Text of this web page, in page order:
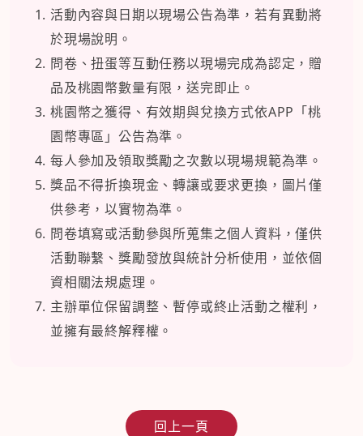
活動內容與日期以現場公告為準，若有異動將
於現場說明。
問卷、扭蛋等互動任務以現場完成為認定，贈
品及桃園幣數量有限，送完即止。
桃園幣之獲得、有效期與兌換方式依APP「桃
園幣專區」公告為準。
每人參加及領取獎勵之次數以現場規範為準。
獎品不得折換現金、轉讓或要求更換，圖片僅
供參考，以實物為準。
問卷填寫或活動參與所蒐集之個人資料，僅供
活動聯繫、獎勵發放與統計分析使用，並依個
資相關法規處理。
主辦單位保留調整、暫停或終止活動之權利，
並擁有最終解釋權。
回上一頁